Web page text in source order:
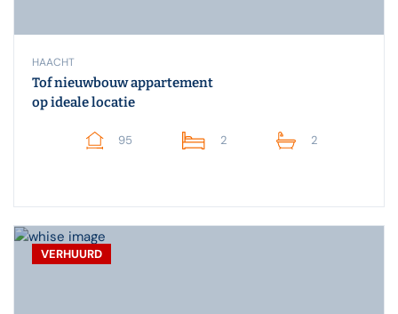
HAACHT
Tof nieuwbouw appartement
op ideale locatie
95 2 2
VERHUURD